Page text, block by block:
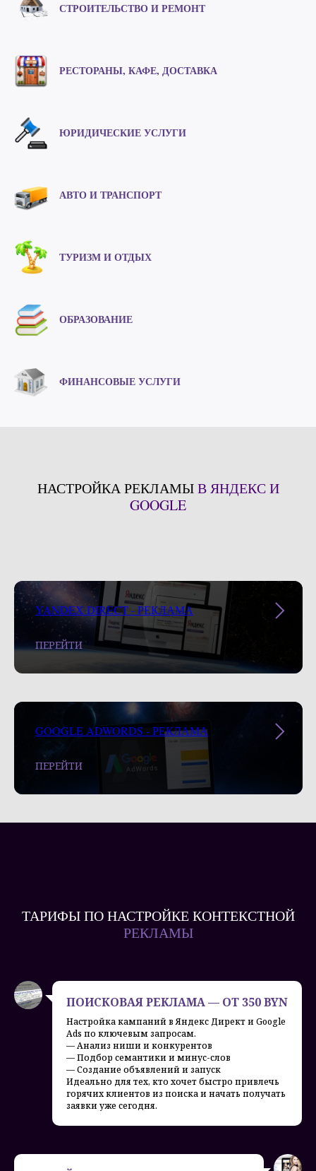
СТРОИТЕЛЬСТВО И РЕМОНТ
РЕСТОРАНЫ, КАФЕ, ДОСТАВКА
ЮРИДИЧЕСКИЕ УСЛУГИ
АВТО И ТРАНСПОРТ
ТУРИЗМ И ОТДЫХ
ОБРАЗОВАНИЕ
ФИНАНСОВЫЕ УСЛУГИ
НАСТРОЙКА РЕКЛАМЫВ ЯНДЕКС И
GOOGLE
YANDEX DIRECT - РЕКЛАМА
ПЕРЕЙТИ
GOOGLE ADWORDS - РЕКЛАМА
ПЕРЕЙТИ
ТАРИФЫ ПО НАСТРОЙКЕ КОНТЕКСТНОЙ
РЕКЛАМЫ
ПОИСКОВАЯ РЕКЛАМА — ОТ 350 BYN
Настройка кампаний в Яндекс Директ и Google
Ads по ключевым запросам.
— Анализ ниши и конкурентов
— Подбор семантики и минус-слов
— Создание объявлений и запуск
Идеально для тех, кто хочет быстро привлечь
горячих клиентов из поиска и начать получать
заявки уже сегодня.